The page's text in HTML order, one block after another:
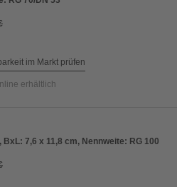
im Markt prüfen
erhältlich
BxL: 7,6 x 11,8 cm, Nennweite: RG 100